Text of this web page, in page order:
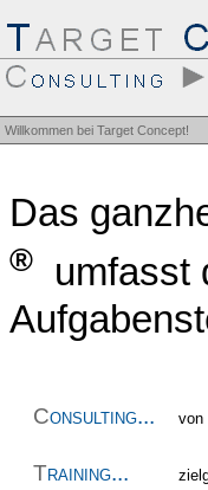
Das
® umfasst
Consulting... von
Training...
Willkommen bei Target Concept!
Rhetorik, Marketing,
Rhetorik
Marketing
Deutschland
Österreich
Promotion - PromoMasters